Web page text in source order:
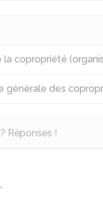
la copropriété
générale des
Réponses !